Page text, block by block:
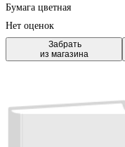
Бумага цветная
Нет оценок
Забрать
из магазина